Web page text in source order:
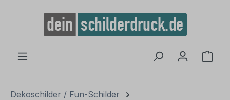
springen
Dekoschilder / Fun-Schilder